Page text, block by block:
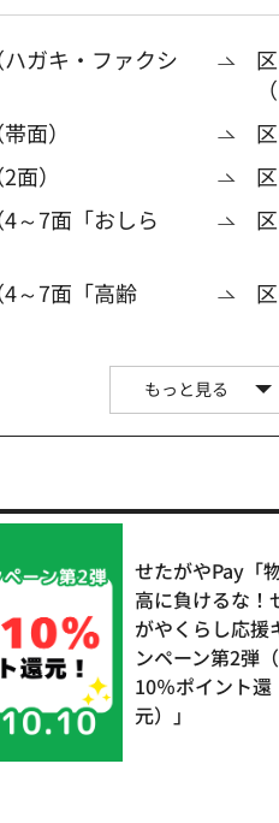
ガキ・ファクシ
面）
）
～7面「おしら
～7面「高齢
もっと見る
せたがやPay「
高に負けるな！
がやくらし応援
ンペーン第2弾
10％ポイント還
元）」